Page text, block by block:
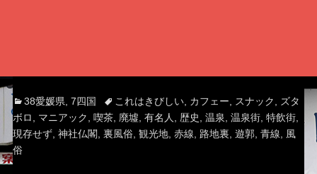
Categories
38愛媛県 7四国 Tagsこれはきびしい, カフェー スナック
ズタ
ボロ
マニアック 喫茶, 廃墟 有名人 歴史 温泉 温泉街, 特飲街,
現存せず, 神社仏閣 裏風俗, 観光地, 赤線 路地裏 遊郭, 青線
風
俗